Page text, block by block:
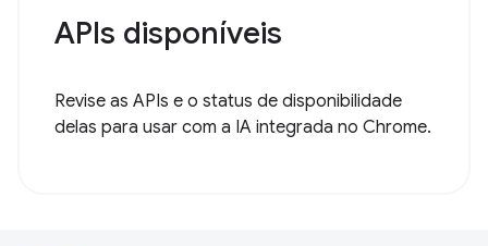
APIs disponíveis
Revise as APIs e o status de disponibilidade
delas para usar com a IA integrada no Chrome.